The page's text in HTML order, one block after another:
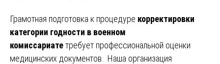
Грамотная подготовка к процедуре корректировки
категории годности в военном
комиссариатетребует профессиональной оценки
медицинских документов. Наша организация